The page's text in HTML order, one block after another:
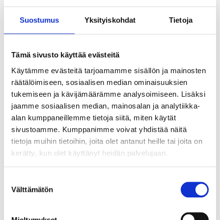
Suostumus Yksityiskohdat Tietoja
Tämä sivusto käyttää evästeitä
Käytämme evästeitä tarjoamamme sisällön ja mainosten
räätälöimiseen, sosiaalisen median ominaisuuksien
tukemiseen ja kävijämäärämme analysoimiseen. Lisäksi
jaamme sosiaalisen median, mainosalan ja analytiikka-
alan kumppaneillemme tietoja siitä, miten käytät
sivustoamme. Kumppanimme voivat yhdistää näitä
tietoja muihin tietoihin, joita olet antanut heille tai joita on
kerätty, kun olet käyttänyt heidän palvelujaan.
valinta
Välttämätön
145
Gummihandskar, stl. S
Finns i lager i
24varuhus
Säljs ej online
995
25 varuhus
Säljs ej online